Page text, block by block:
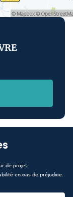
de projet.
en cas de préjudice.